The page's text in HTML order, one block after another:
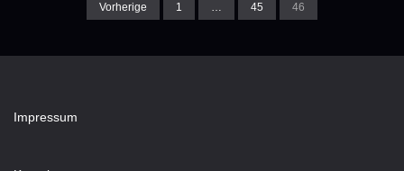
Vorherige 1 … 45 46
Impressum